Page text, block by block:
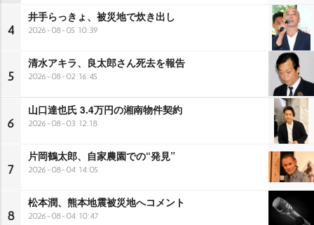
4
井手らっきょ、被災地で炊き出し
2026-08-05 10:39
5
清水アキラ、良太郎さん死去を報告
2026-08-02 16:45
6
山口達也氏 3.4万円の湘南物件契約
2026-08-03 12:18
7
片岡鶴太郎、自家農園での“発見”
2026-08-04 14:05
8
松本潤、熊本地震被災地へコメント
2026-08-04 10:47